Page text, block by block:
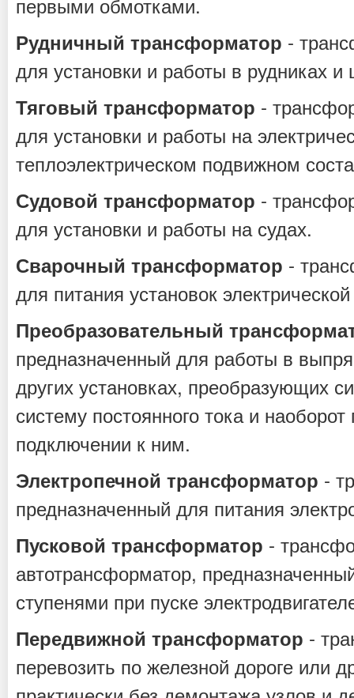
Рудничный трансформатор -
для установки и работы в рудниках и
Тяговый трансформатор -
для установки и работы на
теплоэлектрическом подвижном
Судовой трансформатор -
для установки и работы на судах.
Сварочный трансформатор -
для питания установок
Преобразовательный
предназначенный для работы в
других установках, преобразующих
систему постоянного тока и
подключении к ним.
Электропечной трансформатор -
предназначенный для питания
Пусковой трансформатор -
автотрансформатор,
ступенями при пуске
Передвижной трансформатор -
перевозить по железной дороге или